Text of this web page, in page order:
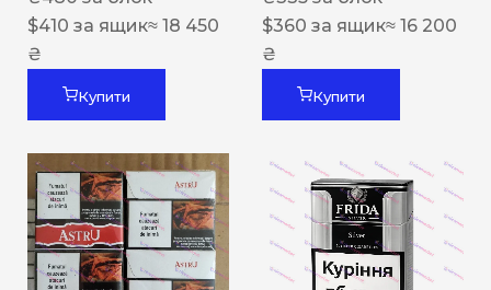
$410 за ящик≈ 18 450
₴
Купити
$360 за ящик≈ 16 200
₴
Купити